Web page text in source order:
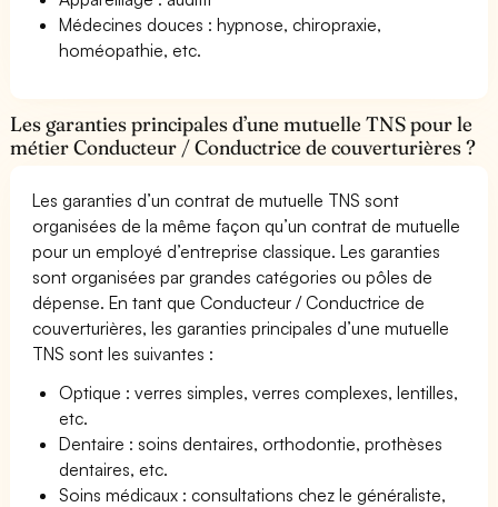
Médecines douces : hypnose, chiropraxie,
homéopathie, etc.
Les garanties principales d’une mutuelle TNS pour le
métier Conducteur / Conductrice de couverturières ?
Les garanties d’un contrat de mutuelle TNS sont
organisées de la même façon qu’un contrat de mutuelle
pour un employé d’entreprise classique. Les garanties
sont organisées par grandes catégories ou pôles de
dépense. En tant que Conducteur / Conductrice de
couverturières, les garanties principales d’une mutuelle
TNS sont les suivantes :
Optique : verres simples, verres complexes, lentilles,
etc.
Dentaire : soins dentaires, orthodontie, prothèses
dentaires, etc.
Soins médicaux : consultations chez le généraliste,